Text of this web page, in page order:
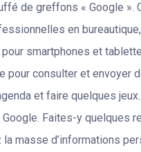
de greffons « Google ».
en
smartphones et
pour consulter et envoyer
et faire quelques
Faites-y quelques
la masse d’informations